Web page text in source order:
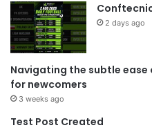
2 days ago
Navigating the subtle
for newcomers
3 weeks ago
Test Post Created